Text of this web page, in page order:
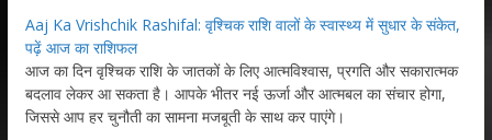
Aaj Ka Vrishchik Rashifal: वृश्चिक राशि वालों के स्वास्थ्य में सुधार के संकेत,
पढ़ें आज का राशिफल
आज का दिन वृश्चिक राशि के जातकों के लिए आत्मविश्वास, प्रगति और सकारात्मक
बदलाव लेकर आ सकता है। आपके भीतर नई ऊर्जा और आत्मबल का संचार होगा,
जिससे आप हर चुनौती का सामना मजबूती के साथ कर पाएंगे।